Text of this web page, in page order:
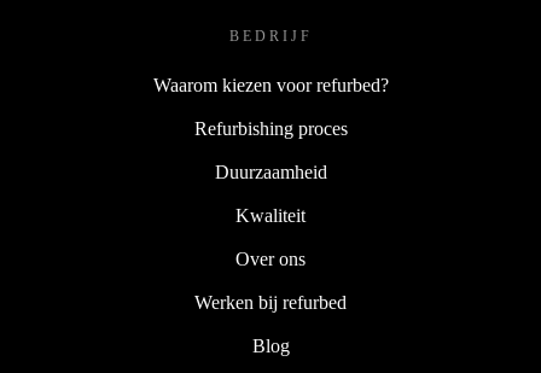
BEDRIJF
Waarom kiezen voor refurbed?
Refurbishing proces
Duurzaamheid
Kwaliteit
Over ons
Werken bij refurbed
Blog